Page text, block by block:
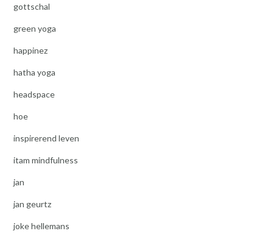
gottschal
green yoga
happinez
hatha yoga
headspace
hoe
inspirerend leven
itam mindfulness
jan
jan geurtz
joke hellemans